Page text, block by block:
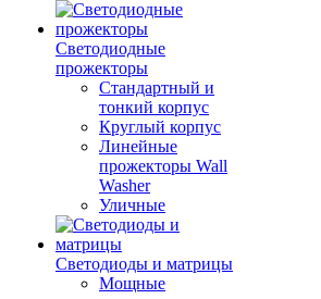
Светодиодные
прожекторы
Стандартный и
тонкий корпус
Круглый корпус
Линейные
прожекторы Wall
Washer
Уличные
Светодиоды и матрицы
Мощные